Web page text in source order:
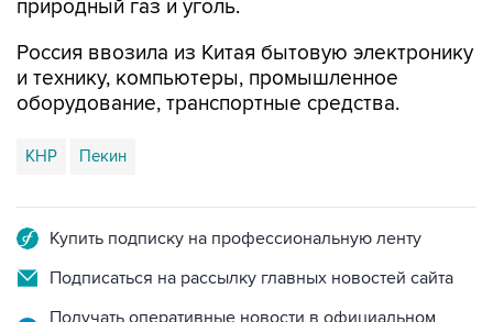
природный газ и уголь.
Россия ввозила из Китая бытовую электронику
и технику, компьютеры, промышленное
оборудование, транспортные средства.
КНР Пекин
Купить подписку на профессиональную ленту
Подписаться на рассылку главных новостей сайта
Получать оперативные новости в официальном